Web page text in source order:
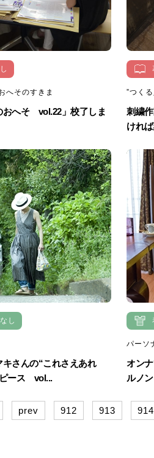
へそのすきま
おへそ vol.22」校了しま
”つく
刺繍
けれ
し
キさんの“これさえあれ
ース vol...
パーソ
オン
ルノ
prev 912 913 914